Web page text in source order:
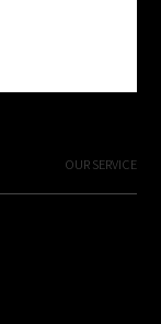
OUR SERVICE